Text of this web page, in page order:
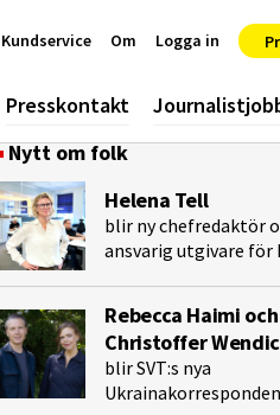
Presskontakt
Kundservice Om Logga in
Nytt om folk
Helena Tell
blir ny chefredaktör
ansvarig utgivare för
Rebecca Haimi och
Christoffer
blir SVT:s nya